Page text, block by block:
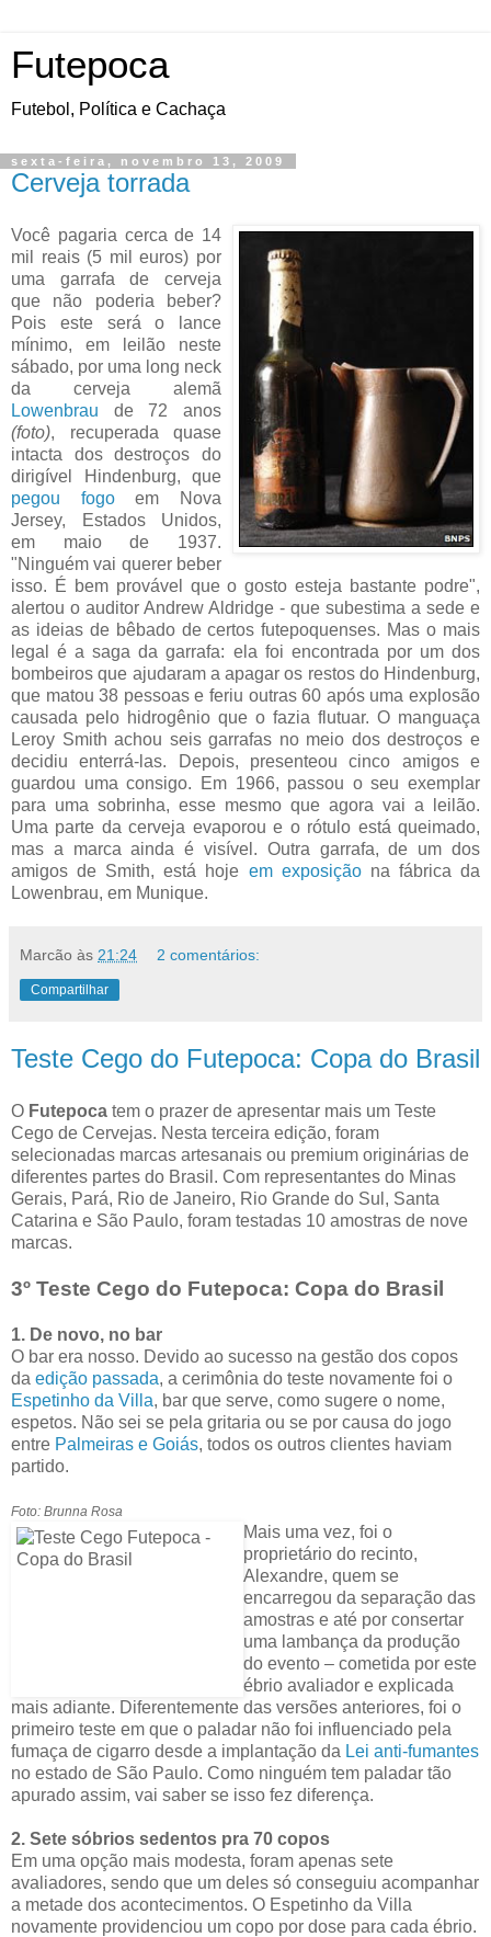
Futepoca
Futebol, Política e Cachaça
sexta-feira, novembro 13, 2009
Cerveja torrada
Você pagaria cerca de 14
mil reais (5 mil euros) por
uma garrafa de cerveja
que não poderia beber?
Pois este será o lance
mínimo, em leilão neste
sábado, por uma long neck
da cerveja alemã
Lowenbrau de 72 anos
(foto), recuperada quase
intacta dos destroços do
dirigível Hindenburg, que
pegou fogoem Nova
Jersey, Estados Unidos,
em maio de 1937.
"Ninguém vai querer beber
isso. É bem provável que o gosto esteja bastante podre",
alertou o auditor Andrew Aldridge - que subestima a sede e
as ideias de bêbado de certos futepoquenses. Mas o mais
legal é a saga da garrafa: ela foi encontrada por um dos
bombeiros que ajudaram a apagar os restos do Hindenburg,
que matou 38 pessoas e feriu outras 60 após uma explosão
causada pelo hidrogênio que o fazia flutuar. O manguaça
Leroy Smith achou seis garrafas no meio dos destroços e
decidiu enterrá-las. Depois, presenteou cinco amigos e
guardou uma consigo. Em 1966, passou o seu exemplar
para uma sobrinha, esse mesmo que agora vai a leilão.
Uma parte da cerveja evaporou e o rótulo está queimado,
mas a marca ainda é visível. Outra garrafa, de um dos
amigos de Smith, está hoje em exposiçãona fábrica da
Lowenbrau, em Munique.
Marcão às 21:24 2 comentários:
Compartilhar
Teste Cego do Futepoca: Copa do Brasil
O Futepoca tem o prazer de apresentar mais um Teste
Cego de Cervejas. Nesta terceira edição, foram
selecionadas marcas artesanais ou premium originárias de
diferentes partes do Brasil. Com representantes do Minas
Gerais, Pará, Rio de Janeiro, Rio Grande do Sul, Santa
Catarina e São Paulo, foram testadas 10 amostras de nove
marcas.
3º Teste Cego do Futepoca: Copa do Brasil
1. De novo, no bar
O bar era nosso. Devido ao sucesso na gestão dos copos
da edição passada, a cerimônia do teste novamente foi o
Espetinho da Villa, bar que serve, como sugere o nome,
espetos. Não sei se pela gritaria ou se por causa do jogo
entre Palmeiras e Goiás, todos os outros clientes haviam
partido.
Foto: Brunna Rosa
Mais uma vez, foi o
proprietário do recinto,
Alexandre, quem se
encarregou da separação das
amostras e até por consertar
uma lambança da produção
do evento – cometida por este
ébrio avaliador e explicada
mais adiante. Diferentemente das versões anteriores, foi o
primeiro teste em que o paladar não foi influenciado pela
fumaça de cigarro desde a implantação da Lei anti-fumantes
no estado de São Paulo. Como ninguém tem paladar tão
apurado assim, vai saber se isso fez diferença.
2. Sete sóbrios sedentos pra 70 copos
Em uma opção mais modesta, foram apenas sete
avaliadores, sendo que um deles só conseguiu acompanhar
a metade dos acontecimentos. O Espetinho da Villa
novamente providenciou um copo por dose para cada ébrio.